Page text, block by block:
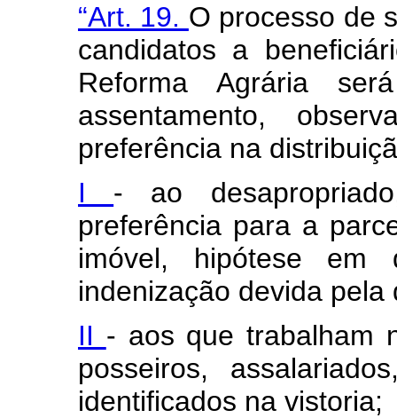
“Art. 19. O processo de
candidatos a
Reforma Agrária
assentamento,
preferência na
I - ao
preferência para a
imóvel, hipótese
indenização devida pela
II - aos que trabalham
posseiros,
identificados na vistoria;